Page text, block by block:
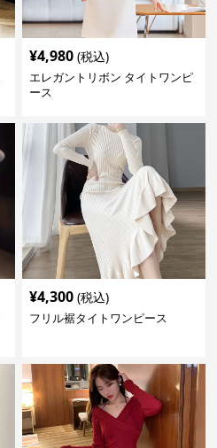
¥4,980 (税込)
エレガントリボン タイトワンピ
ース
¥4,300 (税込)
フリル裾タイトワンピース